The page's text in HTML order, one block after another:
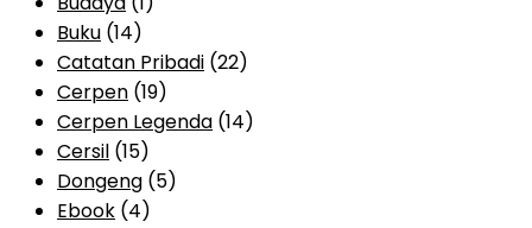
Buku (14)
Catatan Pribadi (22)
Cerpen (19)
Cerpen Legenda (14)
Cersil (15)
Dongeng (5)
Ebook (4)